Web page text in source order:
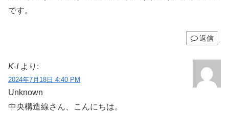
です。
返信
K-I より:
2024年7月18日 4:40 PM
Unknown
中央構造線さん、こんにちは。